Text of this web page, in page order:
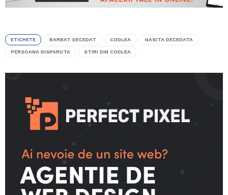
ETICHETE BARBAT DECEDAT CODLEA GASITA DECEDATA
PERSOANA DISPARUTA STIRI DIN CODLEA